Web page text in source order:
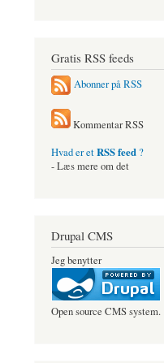
Gratis RSS feeds
Abonner på RSS
Kommentar RSS
Hvad er etRSS feed ?
- Læs mere om det
Drupal CMS
Jeg benytter
Open source CMS system.